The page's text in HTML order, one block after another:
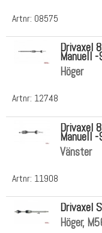
Artnr: 08575
Artnr: 12748
Drivaxel
Manuell -
Höger
Artnr: 11908
Drivaxel
Manuell -
Vänster
Drivaxel
Höger,